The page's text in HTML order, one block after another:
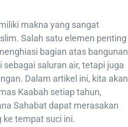
makna yang sangat
Salah satu elemen penting
bagian atas bangunan
saluran air, tetapi juga
Dalam artikel ini, kita akan
Kaabah setiap tahun,
Sahabat dapat merasakan
ke tempat suci ini.